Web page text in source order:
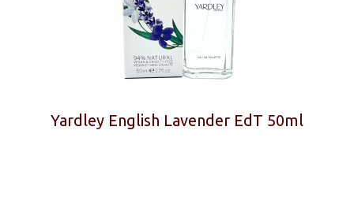
Yardley English Lavender EdT 50ml